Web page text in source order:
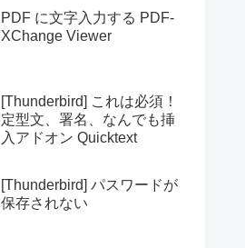
PDF に文字入力する PDF-
XChange Viewer
[Thunderbird] これは必須！
定型文、署名、なんでも挿
入アドオン Quicktext
[Thunderbird] パスワードが
保存されない